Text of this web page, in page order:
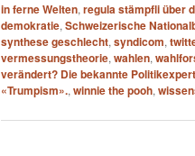
in ferne Welten, regula stämpfli über
demokratie, Schweizerische
synthese geschlecht, syndicom,
vermessungstheorie, wahlen,
verändert? Die bekannte
«Trumpism»., winnie the pooh,